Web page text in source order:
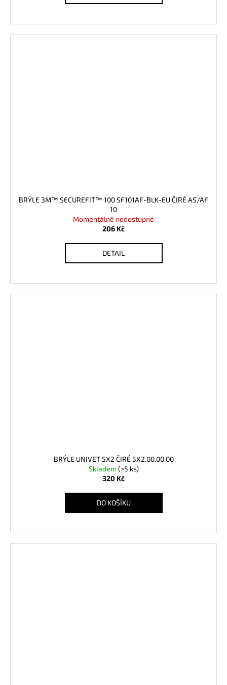
BRÝLE 3M™ SECUREFIT™ 100 SF101AF-BLK-EU ČIRÉ AS/AF
10
Momentálně nedostupné
206 Kč
DETAIL
BRÝLE UNIVET 5X2 ČIRÉ 5X2.00.00.00
Skladem(>5 ks)
320 Kč
DO KOŠÍKU